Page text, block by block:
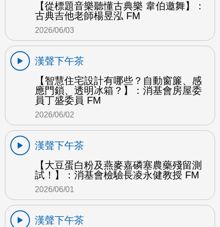
【從標題音樂聽懂古典樂 韋伯邀舞】：
古典吉他老師楊昱泓 FM
2026/06/03
漢聲下午茶
【智慧住宅設計有哪些？自動窗簾、感
應門鎖、透明冰箱？】：消基會房屋委
員丁盛委員 FM
2026/06/02
漢聲下午茶
【大豆蛋白粉及燕麥嘉磷塞農藥殘留測
試！】：消基會檢驗長凌永健教授 FM
2026/06/01
漢聲下午茶